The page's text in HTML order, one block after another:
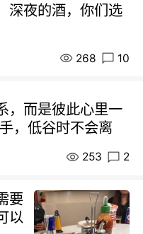
深夜的酒，你们选
268 10
，而是彼此心里一
，低谷时不会离
253 2
要
以